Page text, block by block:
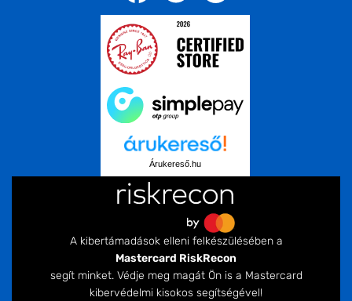
Árukereső.hu
A kibertámadások elleni felkészülésében a
Mastercard RiskRecon
segít minket. Védje meg magát Ön is a Mastercard
kibervédelmi kisokos segítségével!